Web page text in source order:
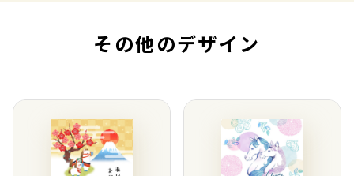
その他のデザイン